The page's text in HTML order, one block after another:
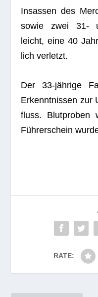
Insas­sen des
sowie zwei 31-
leicht, eine 40
lich verletzt.
Der 33-jäh­rige
Erkennt­nis­sen zur
fluss. Blut­pro­ben
Füh­rer­schein
RATE: